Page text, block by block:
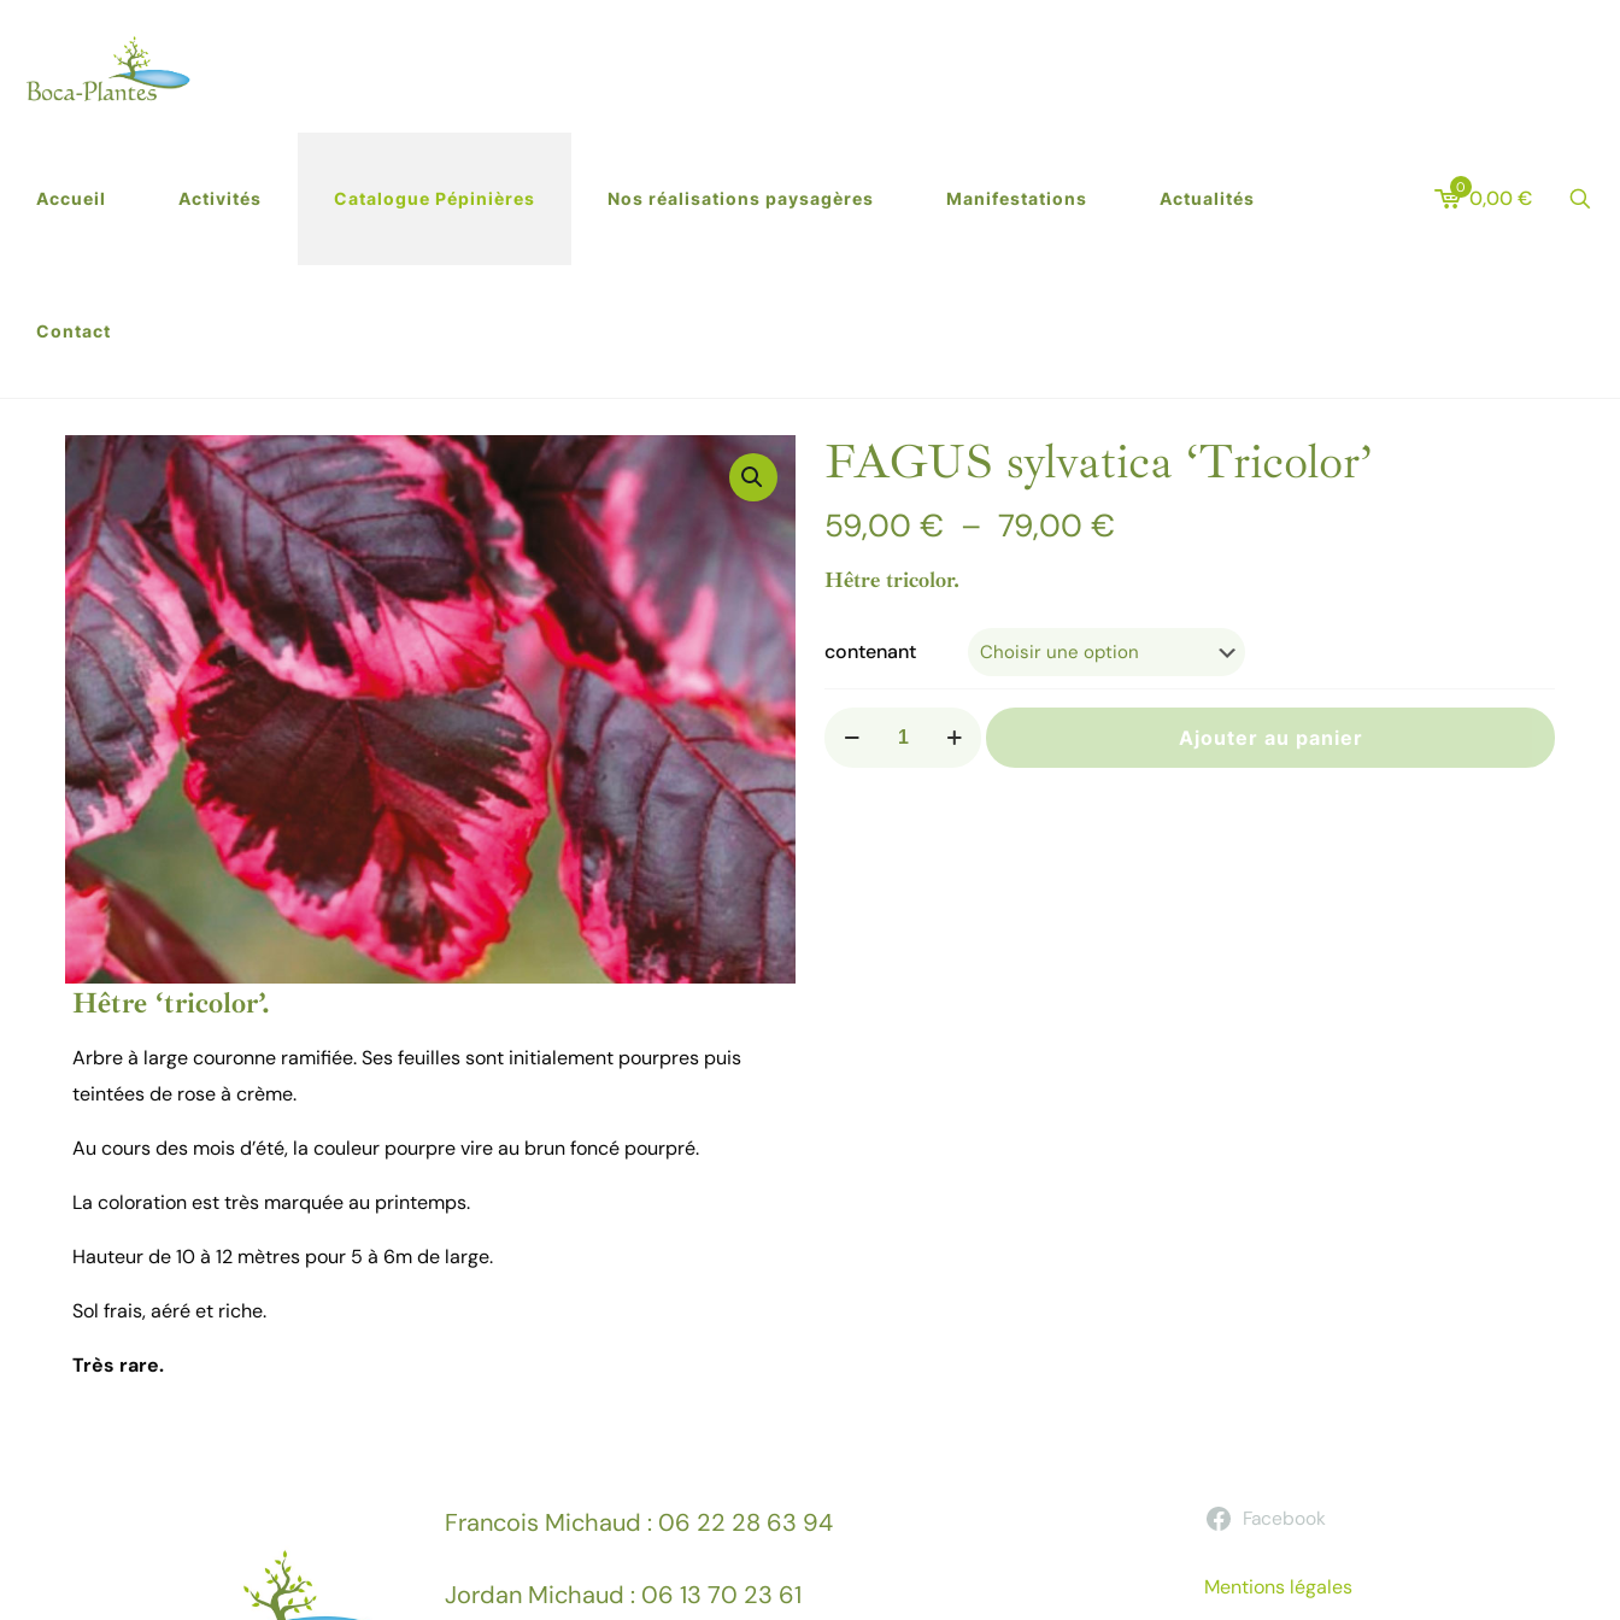
Accueil Activités Catalogue Pépinières Nos réalisations paysagères Manifestations Actualités
Contact
0 0,00€
Hêtre ‘tricolor’.
Arbre à large couronne ramifiée. Ses feuilles sont initialement pourpres puis
teintées de rose à crème.
Au cours des mois d’été, la couleur pourpre vire au brun foncé pourpré.
La coloration est très marquée au printemps.
Hauteur de 10 à 12 mètres pour 5 à 6m de large.
Sol frais, aéré et riche.
Très rare.
FAGUS sylvatica ‘Tricolor’
59,00 € – 79,00 €
à
79,00 €
Hêtre tricolor.
contenant
Ajouter au panier
Francois Michaud : 06 22 28 63 94
Jordan Michaud : 06 13 70 23 61
Facebook
Mentions légales